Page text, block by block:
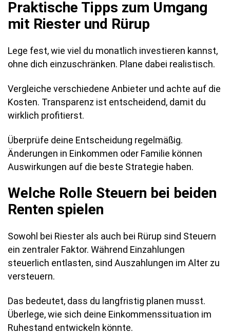
Praktische Tipps zum Umgang
mit Riester und Rürup
Lege fest, wie viel du monatlich investieren kannst,
ohne dich einzuschränken. Plane dabei realistisch.
Vergleiche verschiedene Anbieter und achte auf die
Kosten. Transparenz ist entscheidend, damit du
wirklich profitierst.
Überprüfe deine Entscheidung regelmäßig.
Änderungen in Einkommen oder Familie können
Auswirkungen auf die beste Strategie haben.
Welche Rolle Steuern bei beiden
Renten spielen
Sowohl bei Riester als auch bei Rürup sind Steuern
ein zentraler Faktor. Während Einzahlungen
steuerlich entlasten, sind Auszahlungen im Alter zu
versteuern.
Das bedeutet, dass du langfristig planen musst.
Überlege, wie sich deine Einkommenssituation im
Ruhestand entwickeln könnte.